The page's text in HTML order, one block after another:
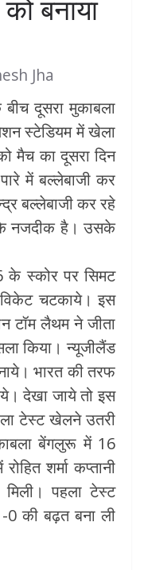
बनाया
Jha
दूसरा मुकाबला
स्टेडियम में खेला
मैच का दूसरा दिन
में बल्लेबाजी कर
बल्लेबाजी कर रहे
नजदीक है। उसके
के स्कोर पर सिमट
चटकाये। इस
टॉम लैथम ने जीता
किया। न्यूजीलैंड
भारत की तरफ
देखा जाये तो इस
टेस्ट खेलने उतरी
बेंगलुरू में 16
शर्मा कप्तानी
पहला टेस्ट
0 की बढ़त बना ली